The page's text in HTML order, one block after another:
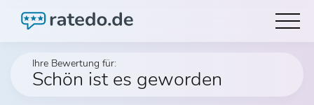
Ihre Bewertung für:
Schön ist es geworden